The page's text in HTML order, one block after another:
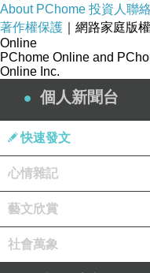
About PChome 投資人聯
著作權保護 ｜網路家庭版
Online
PChome Online and
Online Inc.
個人新聞台
快速發文
心情雜記
藝文欣賞
社會萬象